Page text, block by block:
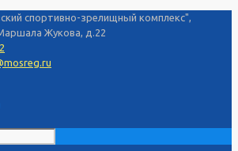
спортивно-зрелищный комплекс",
Жукова, д.22